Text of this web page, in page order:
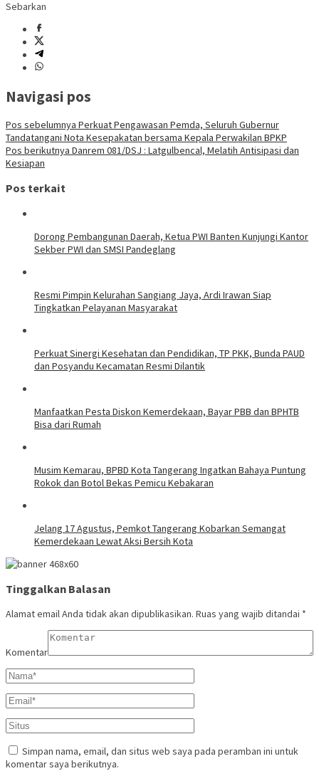
Sebarkan
Navigasi pos
Pos sebelumnya Perkuat Pengawasan Pemda, Seluruh Gubernur
Tandatangani Nota Kesepakatan bersama Kepala Perwakilan BPKP
Pos berikutnya Danrem 081/DSJ : Latgulbencal, Melatih Antisipasi dan
Kesiapan
Pos terkait
Dorong Pembangunan Daerah, Ketua PWI Banten Kunjungi Kantor
Sekber PWI dan SMSI Pandeglang
Resmi Pimpin Kelurahan Sangiang Jaya, Ardi Irawan Siap
Tingkatkan Pelayanan Masyarakat
Perkuat Sinergi Kesehatan dan Pendidikan, TP PKK, Bunda PAUD
dan Posyandu Kecamatan Resmi Dilantik
Manfaatkan Pesta Diskon Kemerdekaan, Bayar PBB dan BPHTB
Bisa dari Rumah
Musim Kemarau, BPBD Kota Tangerang Ingatkan Bahaya Puntung
Rokok dan Botol Bekas Pemicu Kebakaran
Jelang 17 Agustus, Pemkot Tangerang Kobarkan Semangat
Kemerdekaan Lewat Aksi Bersih Kota
Tinggalkan Balasan
Alamat email Anda tidak akan dipublikasikan. Ruas yang wajib ditandai *
Komentar
Simpan nama, email, dan situs web saya pada peramban ini untuk
komentar saya berikutnya.